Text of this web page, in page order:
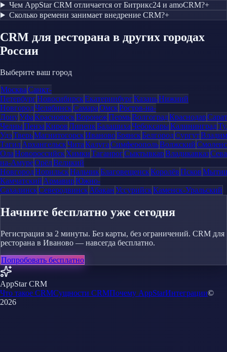
Чем AppStar CRM отличается от Битрикс24 и amoCRM?+
Сколько времени занимает внедрение CRM?+
CRM для ресторана в других городах
России
Выберите ваш город
МоскваСанкт-
ПетербургНовосибирскЕкатеринбургКазаньНижний
НовгородЧелябинскСамараОмскРостов-на-
ДонуУфаКрасноярскВоронежПермьВолгоградКраснодар
ЧелныПензаКировЛипецкБалашихаЧебоксарыКалининград
УдэТверьМагнитогорскИвановоБрянскБелгородСургут
ТагилАрхангельскЧитаКалугаСимферопольВолжский
ОлаНовороссийскХимкиТаганрогСыктывкарВладикавказ
на-АмуреОрёлВеликий
НовгородНорильскНальчикБлаговещенскКоролёвПсков
Камчатский АрмавирЮжно-
СахалинскСеверодвинскАбаканУссурийскКаменск-Уральский
Начните бесплатно уже сегодня
Регистрация за 2 минуты. Без карты, без ограничений. CRM для
ресторана в Иваново — навсегда бесплатно.
Попробовать бесплатно
AppStar CRM
Что такое CRMСущности CRMПочему AppStarИнтеграции©
2026